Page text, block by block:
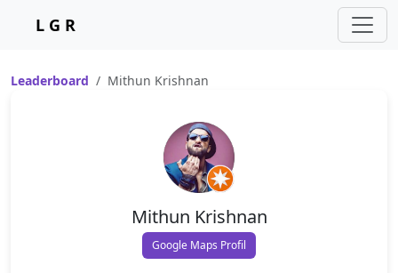
L G R
Leaderboard Mithun Krishnan
Mithun Krishnan
Google Maps Profil